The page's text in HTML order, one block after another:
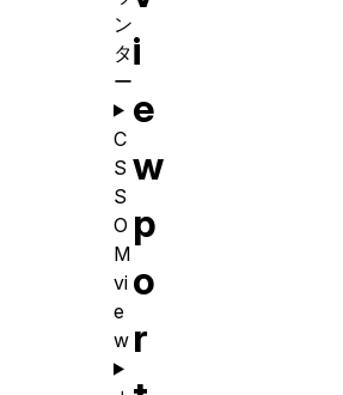
i
e
w
p
o
r
ン
タ
ー
C
S
S
O
M
vi
e
w